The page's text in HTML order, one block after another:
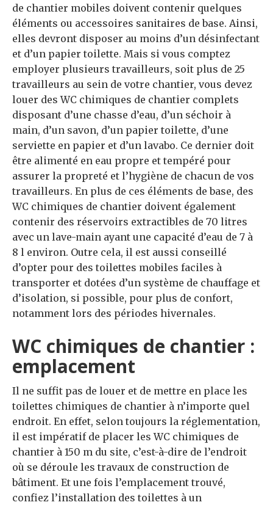
de chantier mobiles doivent contenir quelques
éléments ou accessoires sanitaires de base. Ainsi,
elles devront disposer au moins d’un désinfectant
et d’un papier toilette. Mais si vous comptez
employer plusieurs travailleurs, soit plus de 25
travailleurs au sein de votre chantier, vous devez
louer des WC chimiques de chantier complets
disposant d’une chasse d’eau, d’un séchoir à
main, d’un savon, d’un papier toilette, d’une
serviette en papier et d’un lavabo. Ce dernier doit
être alimenté en eau propre et tempéré pour
assurer la propreté et l’hygiène de chacun de vos
travailleurs. En plus de ces éléments de base, des
WC chimiques de chantier doivent également
contenir des réservoirs extractibles de 70 litres
avec un lave-main ayant une capacité d’eau de 7 à
8 l environ. Outre cela, il est aussi conseillé
d’opter pour des toilettes mobiles faciles à
transporter et dotées d’un système de chauffage et
d’isolation, si possible, pour plus de confort,
notamment lors des périodes hivernales.
WC chimiques de chantier :
emplacement
Il ne suffit pas de louer et de mettre en place les
toilettes chimiques de chantier à n’importe quel
endroit. En effet, selon toujours la réglementation,
il est impératif de placer les WC chimiques de
chantier à 150 m du site, c’est-à-dire de l’endroit
où se déroule les travaux de construction de
bâtiment. Et une fois l’emplacement trouvé,
confiez l’installation des toilettes à un